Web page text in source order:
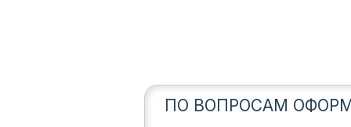
ПО ВОПРОСАМ